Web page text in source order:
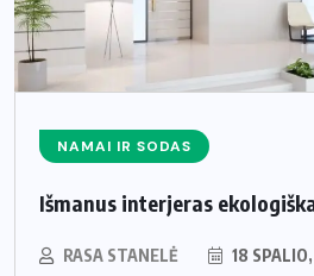
NAMAI IR SODAS
Išmanus interjeras
RASA STANELĖ 18